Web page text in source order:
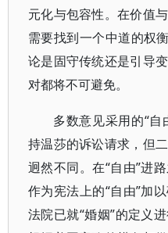
元化与包容性。在价值
需要找到一个中道的权
论是固守传统还是引导
对都将不可避免。
多数意见采用的“自
持温莎的诉讼请求，但
迥然不同。在“自由”进
作为宪法上的“自由”加
法院已就“婚姻”的定义